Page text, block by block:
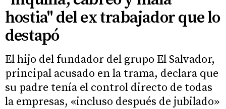
hostia" del ex trabajador que lo
destapó
El hijo del fundador del grupo El Salvador,
principal acusado en la trama, declara que
su padre tenía el control directo de todas
la empresas, «incluso después de jubilado»